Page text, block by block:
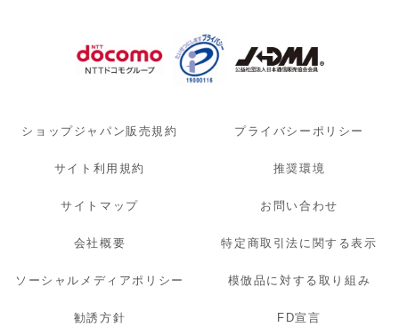
ショップジャパン販売規約 プライバシーポリシー
サイト利用規約 推奨環境
サイトマップ お問い合わせ
会社概要 特定商取引法に関する表示
ソーシャルメディアポリシー 模倣品に対する取り組み
勧誘方針 FD宣言